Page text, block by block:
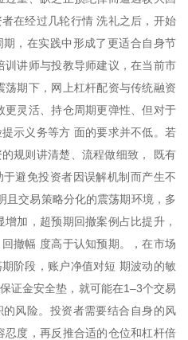
者在经过几轮行情 洗礼之后，开始
，在实践中形成了更适合自身节
讲师与投教导师建议，在当前市
期下，网上杠杆配资与传统融资
更灵活、持仓周期更弹性、但对于
示义务等方 面的要求并不低。若
规则讲清楚、流程做细致， 既有
避免投资者因误解机制而产生不
且交易策略分化的震荡期环境，多
加，超预期回撤案例占比提升，
撤幅 度高于认知预期。，在市场
阶段，账户净值对短 期波动的敏
证金安全垫，就可能在1–3个交易
风险。投资者需要结合自身的风
忍度，再反推合适的仓位和杠杆倍